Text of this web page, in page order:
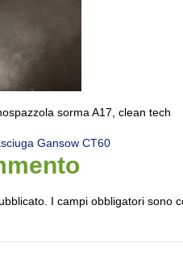
sorma A17, clean tech
articoli
Gansow CT60
I campi obbligatori sono